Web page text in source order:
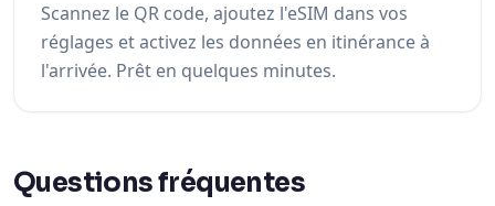
Scannez le QR code, ajoutez l'eSIM dans vos
réglages et activez les données en itinérance à
l'arrivée. Prêt en quelques minutes.
Questions fréquentes